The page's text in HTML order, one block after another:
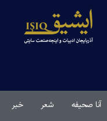
آنا صحیفه شعر خبر